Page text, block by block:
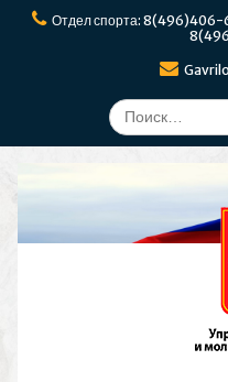
ПерейтиОтдел спорта: 8(496)406-
Поиск
по: